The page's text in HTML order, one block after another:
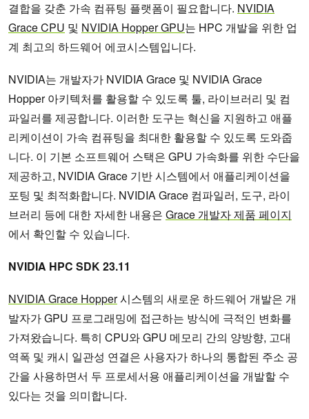
결합을 갖춘 가속 컴퓨팅 플랫폼이 필요합니다. NVIDIA
Grace CPU 및 NVIDIA Hopper GPU는 HPC 개발을 위한 업
계 최고의 하드웨어 에코시스템입니다.
NVIDIA는 개발자가 NVIDIA Grace 및 NVIDIA Grace
Hopper 아키텍처를 활용할 수 있도록 툴, 라이브러리 및 컴
파일러를 제공합니다. 이러한 도구는 혁신을 지원하고 애플
리케이션이 가속 컴퓨팅을 최대한 활용할 수 있도록 도와줍
니다. 이 기본 소프트웨어 스택은 GPU 가속화를 위한 수단을
제공하고, NVIDIA Grace 기반 시스템에서 애플리케이션을
포팅 및 최적화합니다. NVIDIA Grace 컴파일러, 도구, 라이
브러리 등에 대한 자세한 내용은 Grace 개발자 제품 페이지
에서 확인할 수 있습니다.
NVIDIA HPC SDK 23.11
NVIDIA Grace Hopper시스템의 새로운 하드웨어 개발은 개
발자가 GPU 프로그래밍에 접근하는 방식에 극적인 변화를
가져왔습니다. 특히 CPU와 GPU 메모리 간의 양방향, 고대
역폭 및 캐시 일관성 연결은 사용자가 하나의 통합된 주소 공
간을 사용하면서 두 프로세서용 애플리케이션을 개발할 수
있다는 것을 의미합니다.